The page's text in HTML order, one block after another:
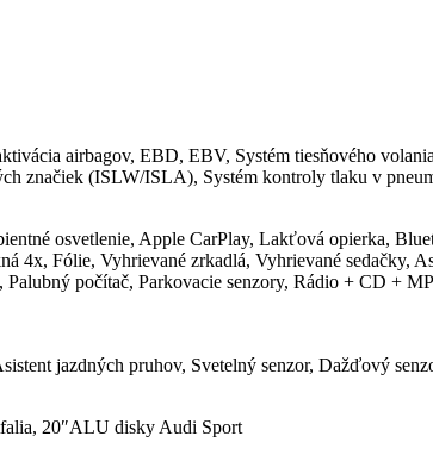
airbagov, EBD, EBV, Systém tiesňového
značiek (ISLW/ISLA), Systém kontroly tlaku v
osvetlenie, Apple CarPlay, Lakťová opierka,
4x, Fólie, Vyhrievané zrkadlá, Vyhrievané
počítač, Parkovacie senzory, Rádio + CD +
jazdných pruhov, Svetelný senzor, Dažďový
20″ALU disky Audi Sport